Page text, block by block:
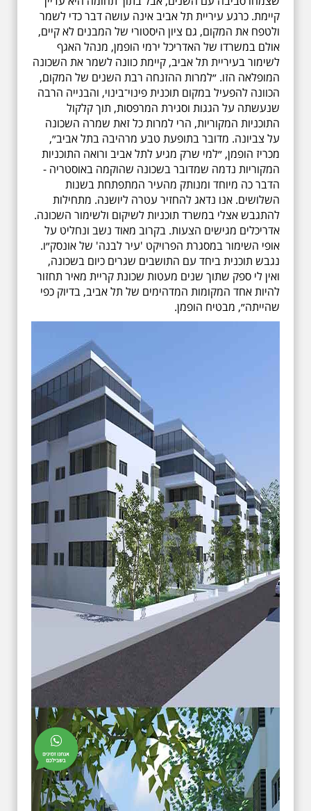
קיימת. כרגע עיריית תל אביב אינה עושה דבר כדי לשמר
ולטפח את המקום, גם ציון היסטורי של המבנים לא קיים,
אולם במשרדו של האדריכל ירמי הופמן, מנהל האגף
לשימור בעיריית תל אביב, קיימת כוונה לשמר את השכונה
המופלאה הזו. ״למרות ההזנחה רבת השנים של המקום,
הכוונה להפעיל במקום תוכנית פינוי־בינוי, והבנייה הרבה
שנעשתה על הגגות וסגירת המרפסות, תוך קלקול
התוכניות המקוריות, הרי למרות כל זאת שמרה השכונה
על צביונה. מדובר בתופעת טבע מרהיבה בתל אביב״,
מכריז הופמן, ״למי שרק מגיע לתל אביב ורואה התוכניות
המקוריות נדמה שמדובר בשכונה שהוקמה באוסטריה -
הדבר כה מיוחד ומנותק מהעיר המתפתחת בשנות
השלושים. אנו נדאג להחזיר עטרה ליושנה. מתחילות
להתגבש אצלי במשרד תוכניות לשיקום ולשימור השכונה.
אדריכלים מגישים הצעות. בקרוב מאוד נשב ונחליט על
אופי השימור במסגרת הפרויקט 'עיר לבנה' של אונסק״ו.
נגבש תוכנית ביחד עם התושבים שגרים כיום בשכונה,
ואין לי ספק שתוך שנים מעטות שכונת קריית מאיר תחזור
להיות אחד המקומות המדהימים של תל אביב, בדיוק כפי
שהייתה״, מבטיח הופמן.